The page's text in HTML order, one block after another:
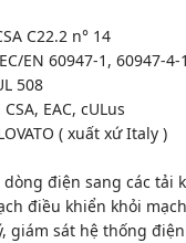
C22.2 n° 14
EN 60947-1, 60947-4-1
508
EAC, cULus
( xuất xứ Italy )
dòng điện sang các tải
điều khiển khỏi
giám sát hệ thống